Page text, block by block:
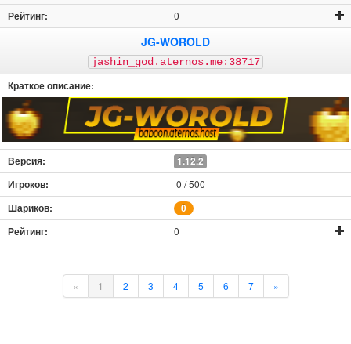
0
JG-WOROLD
jashin_god.aternos.me:38717
1.12.2
0 / 500
0
0
« 1 2 3 4 5 6 7 »